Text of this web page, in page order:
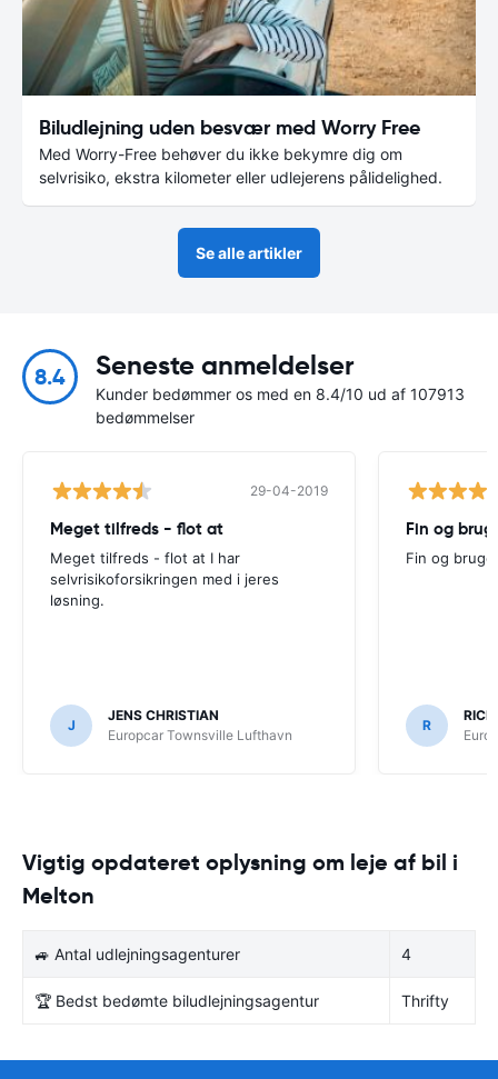
Biludlejning uden besvær med Worry Free
Med Worry-Free behøver du ikke bekymre dig om
selvrisiko, ekstra kilometer eller udlejerens pålidelighed.
Se alle artikler
8.4 Seneste anmeldelser
Kunder bedømmer os med en 8.4/10 ud af 107913
bedømmelser
29-04-2019
Meget tilfreds - flot at
Meget tilfreds - flot at I har
selvrisikoforsikringen med i jeres
løsning.
J
JENS CHRISTIAN
Europcar Townsville Lufthavn
Fin og
Fin og
R
Vigtig opdateret oplysning om leje af bil i
Melton
🚙 Antal udlejningsagenturer 4
🏆 Bedst bedømte biludlejningsagentur Thrifty